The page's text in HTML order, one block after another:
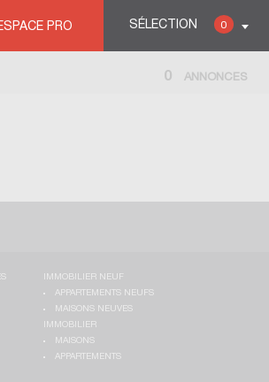
SÉLECTION 0
PRO
0 ANNONCES
IMMOBILIER NEUF
APPARTEMENTS NEUFS
MAISONS NEUVES
IMMOBILIER
MAISONS
APPARTEMENTS